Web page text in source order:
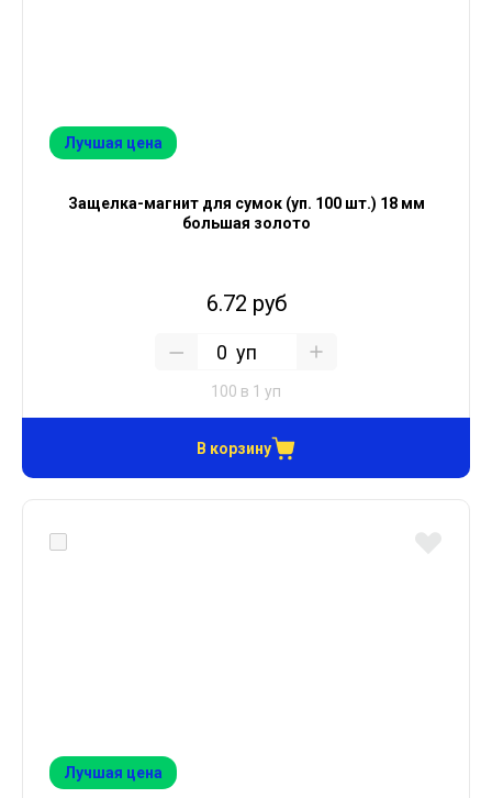
Лучшая цена
Защелка-магнит для сумок (уп. 100 шт.) 18 мм
большая золото
6.72 руб
уп
100 в 1 уп
В корзину
Лучшая цена